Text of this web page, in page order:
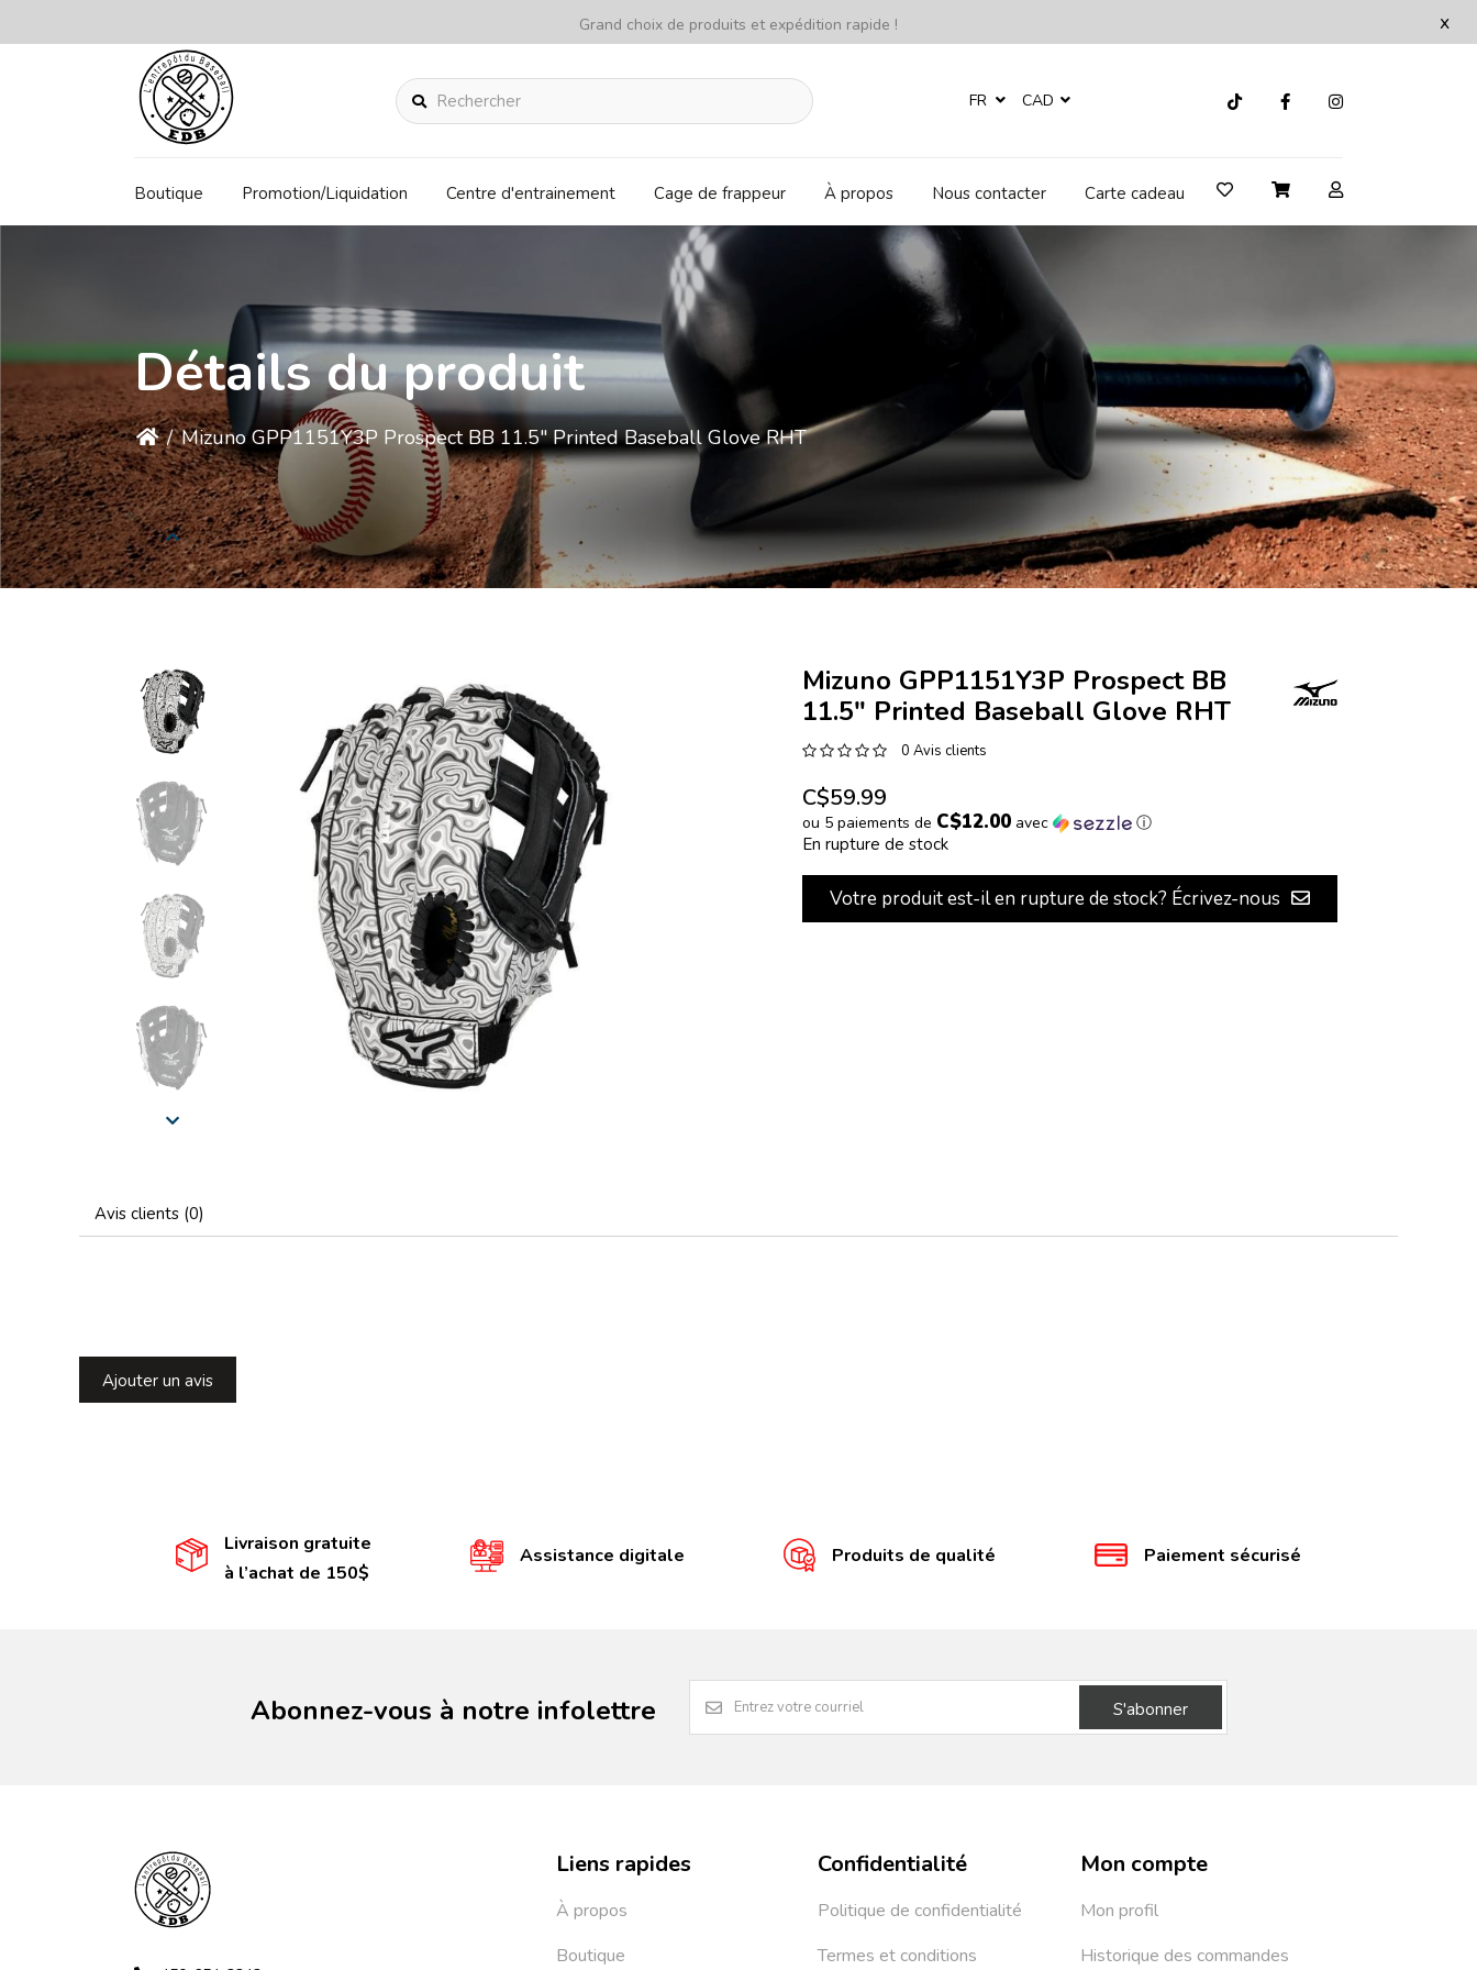
x
Grand choix de produits et expédition rapide !
Rechercher FR CAD
Boutique Promotion/Liquidation Centre d'entrainement Cage de frappeur À propos Nous contacter Carte cadeau
Détails du produit
/ Mizuno GPP1151Y3P Prospect BB 11.5" Printed Baseball Glove RHT
Mizuno GPP1151Y3P Prospect BB
11.5" Printed Baseball Glove RHT
0 Avis clients
C$59.99
ou 5 paiements de C$12.00avec ⓘ
En rupture de stock
Votre produit est-il en rupture de stock? Écrivez-nous
Avis clients (0)
Ajouter un avis
Livraison gratuite
à l’achat de 150$
Assistance digitale Produits de qualité Paiement sécurisé
Abonnez-vous à notre infolettre S'abonner
Liens rapides
À propos
Boutique
Confidentialité
Politique de confidentialité
Termes et conditions
Mon compte
Mon profil
Historique des commandes